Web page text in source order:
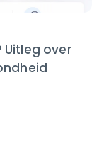
Uitleg over